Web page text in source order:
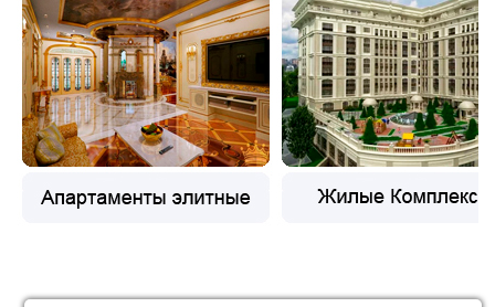
Продажа Пентхаусы
Продажа Дома
Продажа Коттеджи
Продажа Таунхаус
Продажа Лэйнхаус